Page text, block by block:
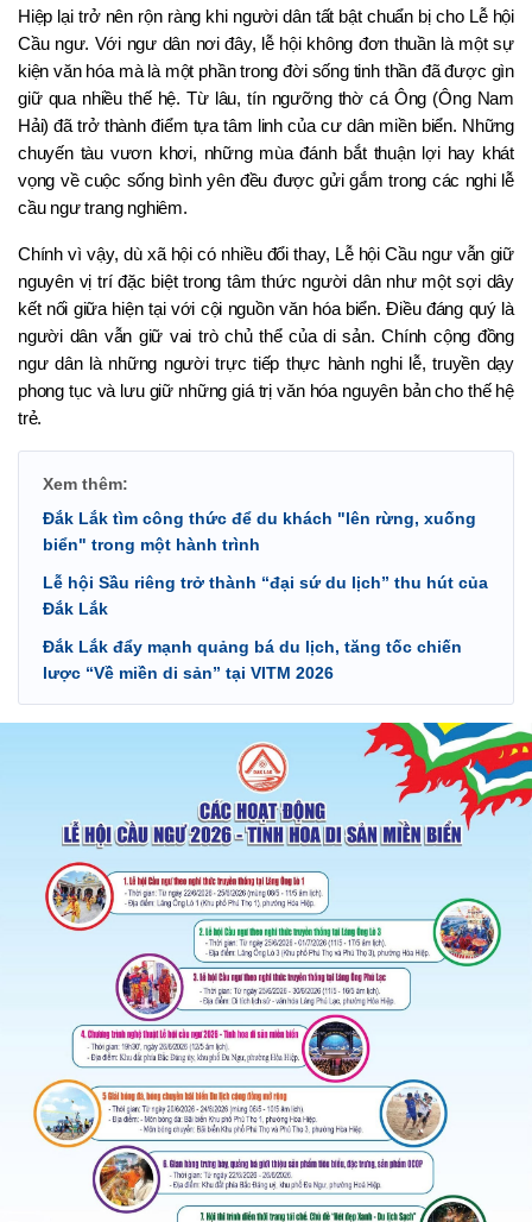
Hiệp lại trở nên rộn ràng khi người dân tất bật chuẩn bị cho Lễ hội
Cầu ngư. Với ngư dân nơi đây, lễ hội không đơn thuần là một sự
kiện văn hóa mà là một phần trong đời sống tinh thần đã được gìn
giữ qua nhiều thế hệ. Từ lâu, tín ngưỡng thờ cá Ông (Ông Nam
Hải) đã trở thành điểm tựa tâm linh của cư dân miền biển. Những
chuyến tàu vươn khơi, những mùa đánh bắt thuận lợi hay khát
vọng về cuộc sống bình yên đều được gửi gắm trong các nghi lễ
cầu ngư trang nghiêm.
Chính vì vậy, dù xã hội có nhiều đổi thay, Lễ hội Cầu ngư vẫn giữ
nguyên vị trí đặc biệt trong tâm thức người dân như một sợi dây
kết nối giữa hiện tại với cội nguồn văn hóa biển. Điều đáng quý là
người dân vẫn giữ vai trò chủ thể của di sản. Chính cộng đồng
ngư dân là những người trực tiếp thực hành nghi lễ, truyền dạy
phong tục và lưu giữ những giá trị văn hóa nguyên bản cho thế hệ
trẻ.
Xem thêm:
Đắk Lắk tìm công thức để du khách "lên rừng, xuống
biển" trong một hành trình
Lễ hội Sầu riêng trở thành “đại sứ du lịch” thu hút của
Đắk Lắk
Đắk Lắk đẩy mạnh quảng bá du lịch, tăng tốc chiến
lược “Về miền di sản” tại VITM 2026